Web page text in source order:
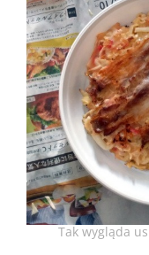
Tak wygląda